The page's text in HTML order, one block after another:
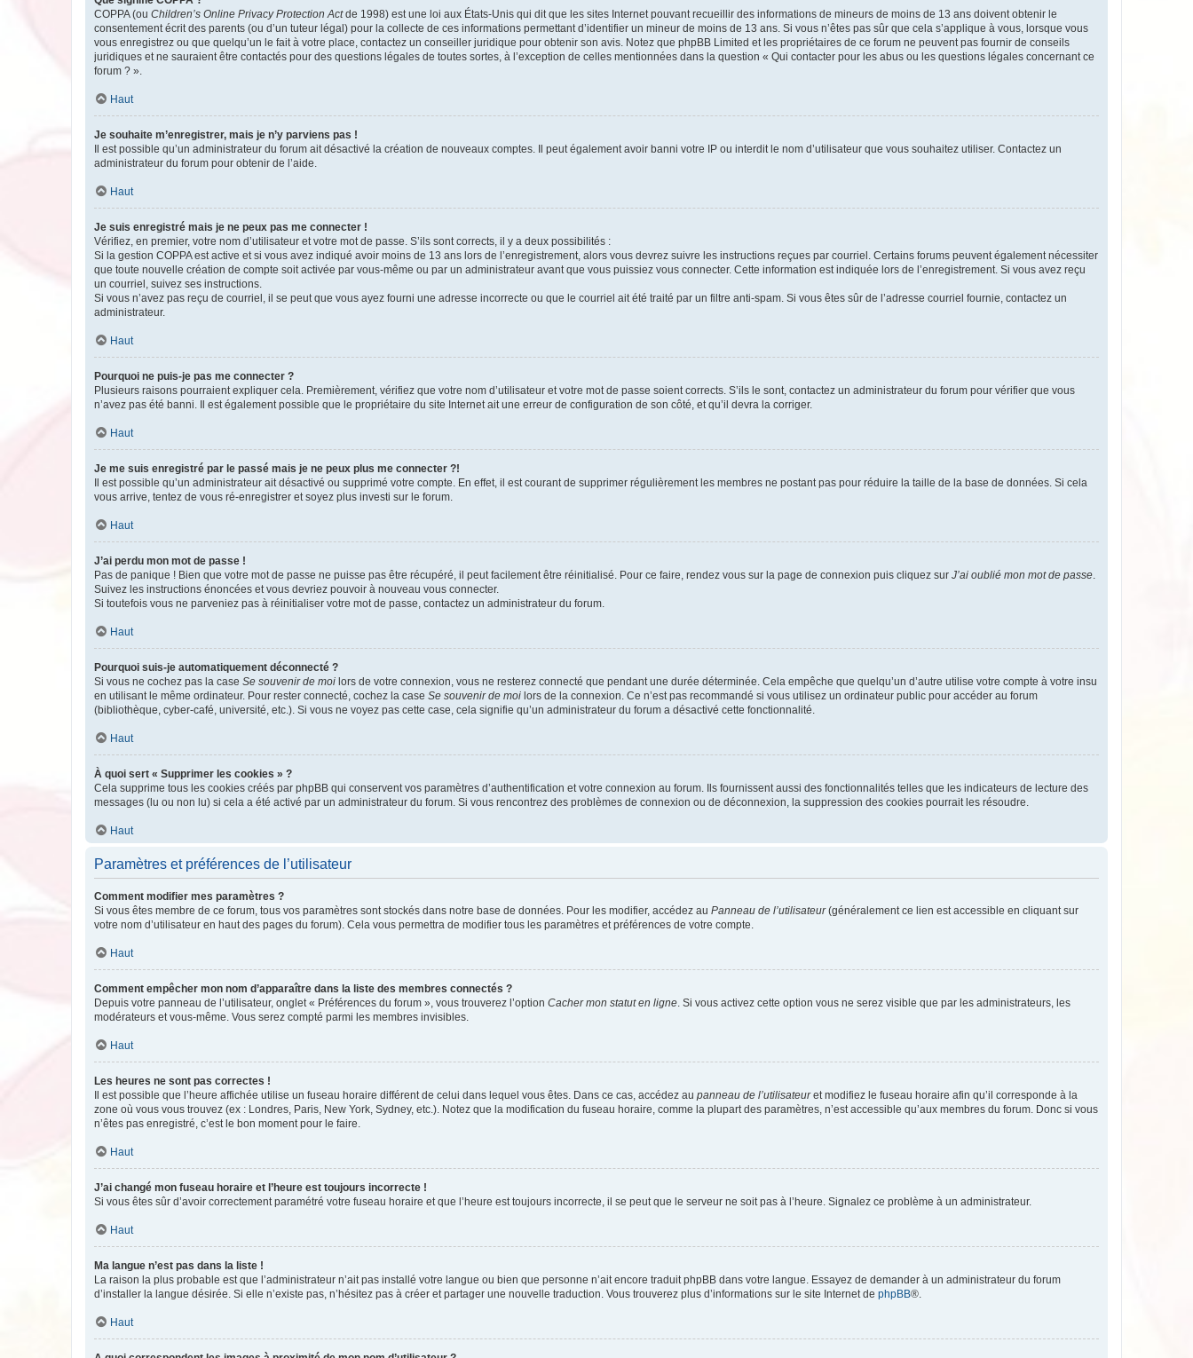
COPPA (ou Children’s Online Privacy Protection Actde 1998) est une loi aux États-Unis qui dit que les sites Internet pouvant recueillir des informations de mineurs de moins de 13 ans doivent obtenir le
consentement écrit des parents (ou d’un tuteur légal) pour la collecte de ces informations permettant d’identifier un mineur de moins de 13 ans. Si vous n’êtes pas sûr que cela s’applique à vous, lorsque vous
vous enregistrez ou que quelqu’un le fait à votre place, contactez un conseiller juridique pour obtenir son avis. Notez que phpBB Limited et les propriétaires de ce forum ne peuvent pas fournir de conseils
juridiques et ne sauraient être contactés pour des questions légales de toutes sortes, à l’exception de celles mentionnées dans la question « Qui contacter pour les abus ou les questions légales concernant ce
forum ? ».
Haut
Je souhaite m’enregistrer, mais je n’y parviens pas !
Il est possible qu’un administrateur du forum ait désactivé la création de nouveaux comptes. Il peut également avoir banni votre IP ou interdit le nom d’utilisateur que vous souhaitez utiliser. Contactez un
administrateur du forum pour obtenir de l’aide.
Haut
Je suis enregistré mais je ne peux pas me connecter !
Vérifiez, en premier, votre nom d’utilisateur et votre mot de passe. S’ils sont corrects, il y a deux possibilités :
Si la gestion COPPA est active et si vous avez indiqué avoir moins de 13 ans lors de l’enregistrement, alors vous devrez suivre les instructions reçues par courriel. Certains forums peuvent également nécessiter
que toute nouvelle création de compte soit activée par vous-même ou par un administrateur avant que vous puissiez vous connecter. Cette information est indiquée lors de l’enregistrement. Si vous avez reçu
un courriel, suivez ses instructions.
Si vous n’avez pas reçu de courriel, il se peut que vous ayez fourni une adresse incorrecte ou que le courriel ait été traité par un filtre anti-spam. Si vous êtes sûr de l’adresse courriel fournie, contactez un
administrateur.
Haut
Pourquoi ne puis-je pas me connecter ?
Plusieurs raisons pourraient expliquer cela. Premièrement, vérifiez que votre nom d’utilisateur et votre mot de passe soient corrects. S’ils le sont, contactez un administrateur du forum pour vérifier que vous
n’avez pas été banni. Il est également possible que le propriétaire du site Internet ait une erreur de configuration de son côté, et qu’il devra la corriger.
Haut
Je me suis enregistré par le passé mais je ne peux plus me connecter ?!
Il est possible qu’un administrateur ait désactivé ou supprimé votre compte. En effet, il est courant de supprimer régulièrement les membres ne postant pas pour réduire la taille de la base de données. Si cela
vous arrive, tentez de vous ré-enregistrer et soyez plus investi sur le forum.
Haut
J’ai perdu mon mot de passe !
Pas de panique ! Bien que votre mot de passe ne puisse pas être récupéré, il peut facilement être réinitialisé. Pour ce faire, rendez vous sur la page de connexion puis cliquez sur J’ai oublié mon mot de passe
Suivez les instructions énoncées et vous devriez pouvoir à nouveau vous connecter.
Si toutefois vous ne parveniez pas à réinitialiser votre mot de passe, contactez un administrateur du forum.
Haut
Pourquoi suis-je automatiquement déconnecté ?
Si vous ne cochez pas la case Se souvenir de moi lors de votre connexion, vous ne resterez connecté que pendant une durée déterminée. Cela empêche que quelqu’un d’autre utilise votre compte à votre insu
en utilisant le même ordinateur. Pour rester connecté, cochez la case Se souvenir de moi lors de la connexion. Ce n’est pas recommandé si vous utilisez un ordinateur public pour accéder au forum
(bibliothèque, cyber-café, université, etc.). Si vous ne voyez pas cette case, cela signifie qu’un administrateur du forum a désactivé cette fonctionnalité.
Haut
À quoi sert « Supprimer les cookies » ?
Cela supprime tous les cookies créés par phpBB qui conservent vos paramètres d’authentification et votre connexion au forum. Ils fournissent aussi des fonctionnalités telles que les indicateurs de lecture des
messages (lu ou non lu) si cela a été activé par un administrateur du forum. Si vous rencontrez des problèmes de connexion ou de déconnexion, la suppression des cookies pourrait les résoudre.
Haut
Paramètres et préférences de l’utilisateur
Comment modifier mes paramètres ?
Si vous êtes membre de ce forum, tous vos paramètres sont stockés dans notre base de données. Pour les modifier, accédez au Panneau de l’utilisateur(généralement ce lien est accessible en cliquant sur
votre nom d’utilisateur en haut des pages du forum). Cela vous permettra de modifier tous les paramètres et préférences de votre compte.
Haut
Comment empêcher mon nom d’apparaître dans la liste des membres connectés ?
Depuis votre panneau de l’utilisateur, onglet « Préférences du forum », vous trouverez l’option Cacher mon statut en ligne . Si vous activez cette option vous ne serez visible que par les administrateurs, les
modérateurs et vous-même. Vous serez compté parmi les membres invisibles.
Haut
Les heures ne sont pas correctes !
Il est possible que l’heure affichée utilise un fuseau horaire différent de celui dans lequel vous êtes. Dans ce cas, accédez au panneau de l’utilisateuret modifiez le fuseau horaire afin qu’il corresponde à la
zone où vous vous trouvez (ex : Londres, Paris, New York, Sydney, etc.). Notez que la modification du fuseau horaire, comme la plupart des paramètres, n’est accessible qu’aux membres du forum. Donc si vous
n’êtes pas enregistré, c’est le bon moment pour le faire.
Haut
J’ai changé mon fuseau horaire et l’heure est toujours incorrecte !
Si vous êtes sûr d’avoir correctement paramétré votre fuseau horaire et que l’heure est toujours incorrecte, il se peut que le serveur ne soit pas à l’heure. Signalez ce problème à un administrateur.
Haut
Ma langue n’est pas dans la liste !
La raison la plus probable est que l’administrateur n’ait pas installé votre langue ou bien que personne n’ait encore traduit phpBB dans votre langue. Essayez de demander à un administrateur du forum
d’installer la langue désirée. Si elle n’existe pas, n’hésitez pas à créer et partager une nouvelle traduction. Vous trouverez plus d’informations sur le site Internet de phpBB®.
Haut